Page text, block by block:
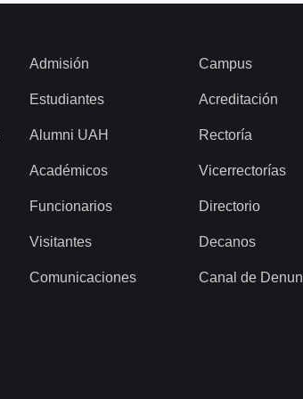
Admisión
Estudiantes
Alumni UAH
Académicos
Funcionarios
Visitantes
Comunicaciones
Campus
Acreditación
Rectoría
Vicerrectorías
Directorio
Decanos
Canal de